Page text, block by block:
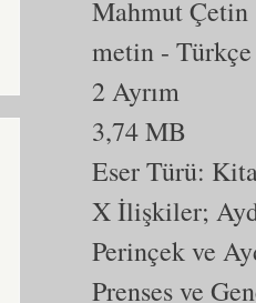
Mahmut Çetin
metin - Türkçe
2 Ayrım
3,74 MB
Eser Türü:
X İlişkiler;
Perinçek ve
Prenses ve